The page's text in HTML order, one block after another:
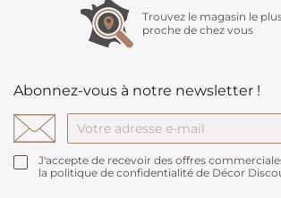
Trouvez le magasin le
proche de chez vous
Abonnez-vous à notre newsletter !
J'accepte de recevoir des offres
la politique de confidentialité de Décor